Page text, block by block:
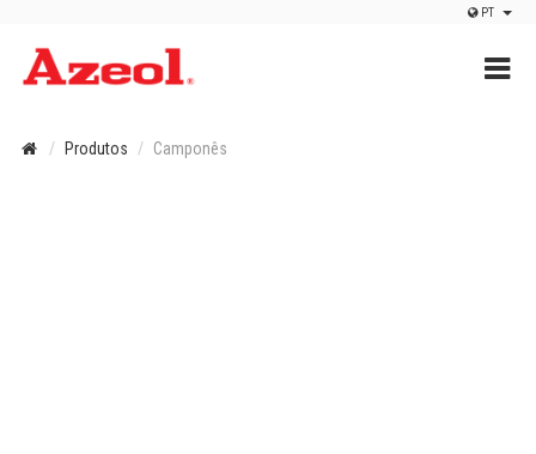
PT
Toggle
Produtos Camponês